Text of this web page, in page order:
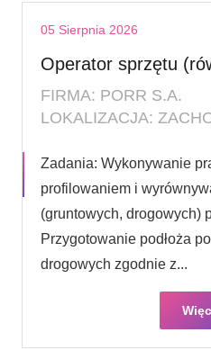
05 Sierpnia 2026
Operator sprzętu
FIRMA: PORR S.A.
LOKALIZACJA:
Zadania: Wykonywanie
profilowaniem i
(gruntowych, drogowych)
Przygotowanie podłoża
drogowych zgodnie z...